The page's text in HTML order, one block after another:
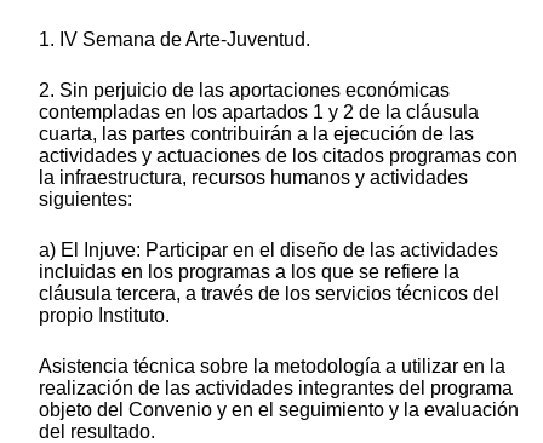
1. IV Semana de Arte-Juventud.
2. Sin perjuicio de las aportaciones económicas
contempladas en los apartados 1 y 2 de la cláusula
cuarta, las partes contribuirán a la ejecución de las
actividades y actuaciones de los citados programas con
la infraestructura, recursos humanos y actividades
siguientes:
a) El Injuve: Participar en el diseño de las actividades
incluidas en los programas a los que se refiere la
cláusula tercera, a través de los servicios técnicos del
propio Instituto.
Asistencia técnica sobre la metodología a utilizar en la
realización de las actividades integrantes del programa
objeto del Convenio y en el seguimiento y la evaluación
del resultado.